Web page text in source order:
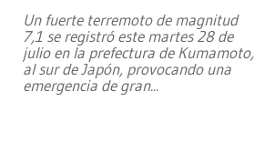
Un fuerte terremoto de magnitud
7,1 se registró este martes 28 de
julio en la prefectura de Kumamoto,
al sur de Japón, provocando una
emergencia de gran...